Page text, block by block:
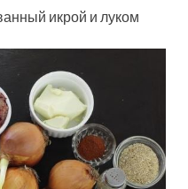
икрой и луком